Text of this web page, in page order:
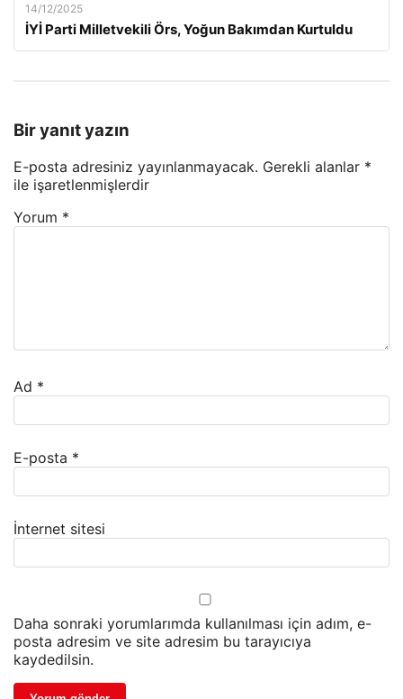
14/12/2025
İYİ Parti Milletvekili Örs, Yoğun Bakımdan Kurtuldu
Bir yanıt yazın
E-posta adresiniz yayınlanmayacak. Gerekli alanlar *
ile işaretlenmişlerdir
Yorum *
Ad *
E-posta *
İnternet sitesi
Daha sonraki yorumlarımda kullanılması için adım, e-
posta adresim ve site adresim bu tarayıcıya
kaydedilsin.